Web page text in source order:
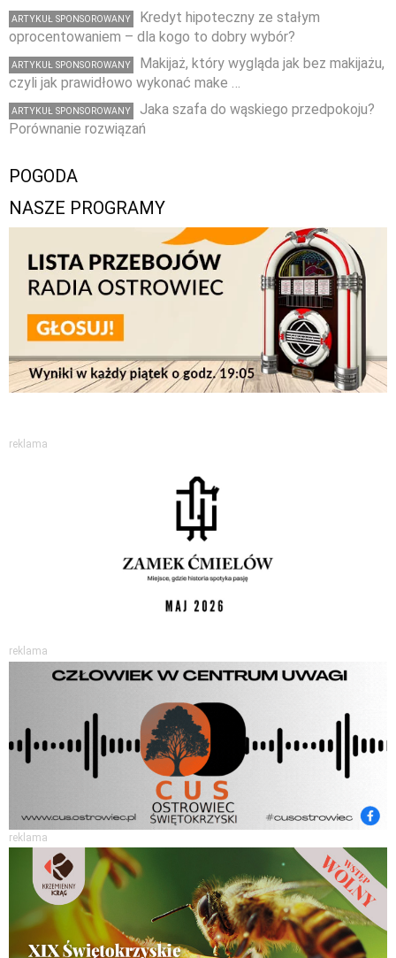
ARTYKUŁ SPONSOROWANY
Kredyt hipoteczny ze stałym
oprocentowaniem – dla kogo to dobry wybór?
ARTYKUŁ SPONSOROWANY
Makijaż, który wygląda jak bez makijażu,
czyli jak prawidłowo wykonać make …
ARTYKUŁ SPONSOROWANY
Jaka szafa do wąskiego przedpokoju?
Porównanie rozwiązań
POGODA
NASZE PROGRAMY
reklama
reklama
reklama